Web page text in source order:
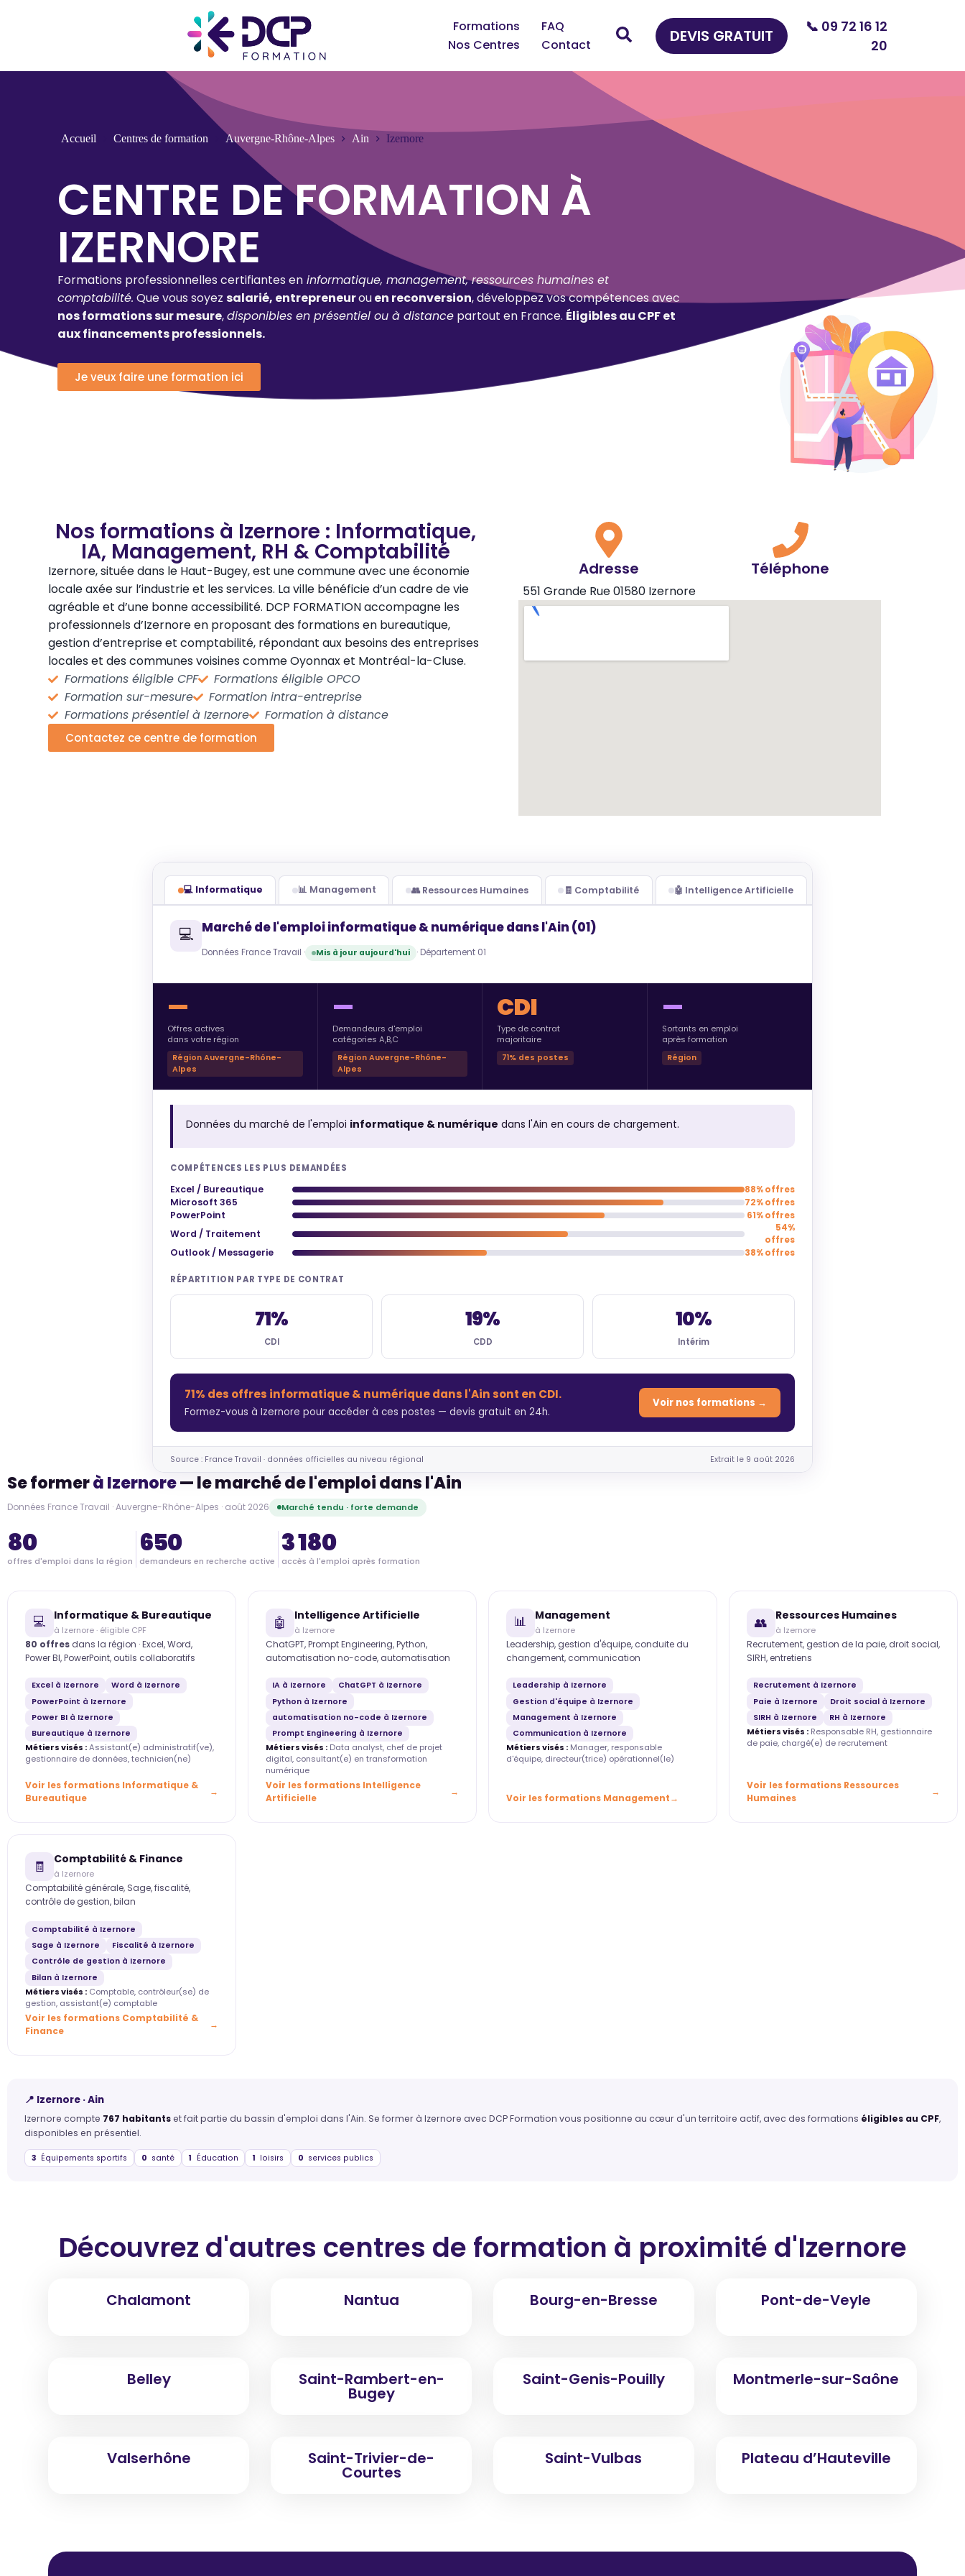
Formations
FAQ
Nos Centres
Contact DEVIS GRATUIT
📞 09 72 16 12
20
Accueil Centres de formation Auvergne-Rhône-Alpes Ain Izernore
CENTRE DE FORMATION À
IZERNORE
Formations professionnelles certifiantes en informatique, management, ressources humaines et
comptabilité. Que vous soyez salarié, entrepreneurouen reconversion, développez vos compétences avec
nos formations sur mesure,disponibles en présentiel ou à distance partout en France. Éligibles au CPF et
aux financements professionnels.
Je veux faire une formation ici
Nos formations à Izernore : Informatique,
IA, Management, RH & Comptabilité
Izernore, située dans le Haut-Bugey, est une commune avec une économie
locale axée sur l’industrie et les services. La ville bénéficie d’un cadre de vie
agréable et d’une bonne accessibilité. DCP FORMATION accompagne les
professionnels d’Izernore en proposant des formations en bureautique,
gestion d’entreprise et comptabilité, répondant aux besoins des entreprises
locales et des communes voisines comme Oyonnax et Montréal-la-Cluse.
Formations éligible CPF
Formations éligible OPCO
Formation sur-mesure
Formation intra-entreprise
Formations présentiel à Izernore
Formation à distance
Contactez ce centre de formation
Adresse
551 Grande Rue 01580 Izernore
Téléphone
💻 Informatique 📊 Management 👥 Ressources Humaines 🧾 Comptabilité 🤖 Intelligence Artificielle
💻 Marché de l'emploi informatique & numérique dans l'Ain (01)
Données France Travail · Mis à jour aujourd'hui · Département 01
—
Offres actives
dans votre région
Région Auvergne-Rhône-
Alpes
—
Demandeurs d'emploi
catégories A,B,C
Région Auvergne-Rhône-
Alpes
CDI
Type de contrat
majoritaire
71% des postes
—
Sortants en emploi
après formation
Région
Données du marché de l'emploi informatique & numérique dans l'Ain en cours de chargement.
COMPÉTENCES LES PLUS DEMANDÉES
Excel / Bureautique 88% offres
Microsoft 365 72% offres
PowerPoint 61% offres
Word / Traitement
54%
offres
Outlook / Messagerie 38% offres
RÉPARTITION PAR TYPE DE CONTRAT
71%
CDI
19%
CDD
10%
Intérim
71% des offres informatique & numérique dans l'Ain sont en CDI.
Formez-vous à Izernore pour accéder à ces postes — devis gratuit en 24h.
Voir nos formations →
Source : France Travail · données officielles au niveau régional Extrait le 9 août 2026
Se formerà Izernore— le marché de l'emploi dans l'Ain
Données France Travail · Auvergne-Rhône-Alpes · août 2026 Marché tendu · forte demande
80
offres d'emploi dans la région
650
demandeurs en recherche active
3 180
accès à l'emploi après formation
💻 Informatique & Bureautique
à Izernore · éligible CPF
80 offres dans la région · Excel, Word,
Power BI, PowerPoint, outils collaboratifs
Excel à Izernore
Word à Izernore
PowerPoint à Izernore
Power BI à Izernore
Bureautique à Izernore
Métiers visés :Assistant(e) administratif(ve),
gestionnaire de données, technicien(ne)
Voir les formations Informatique &
Bureautique
🤖 Intelligence Artificielle
à Izernore
ChatGPT, Prompt Engineering, Python,
automatisation no-code, automatisation
IA à Izernore
ChatGPT à Izernore
Python à Izernore
automatisation no-code à Izernore
Prompt Engineering à Izernore
Métiers visés : Data analyst, chef de projet
digital, consultant(e) en transformation
numérique
Voir les formations Intelligence
Artificielle
📊 Management
à Izernore
Leadership, gestion d'équipe, conduite du
changement, communication
Leadership à Izernore
Gestion d'équipe à Izernore
Management à Izernore
Communication à Izernore
Métiers visés : Manager, responsable
d'équipe, directeur(trice) opérationnel(le)
Voir les formations Management
👥 Ressources Humaines
à Izernore
Recrutement, gestion de la paie, droit social,
SIRH, entretiens
Recrutement à Izernore
Paie à Izernore
Droit social à Izernore
SIRH à Izernore
RH à Izernore
Métiers visés : Responsable RH, gestionnaire
de paie, chargé(e) de recrutement
Voir les formations Ressources
Humaines
🧾 Comptabilité & Finance
à Izernore
Comptabilité générale, Sage, fiscalité,
contrôle de gestion, bilan
Comptabilité à Izernore
Sage à Izernore
Fiscalité à Izernore
Contrôle de gestion à Izernore
Bilan à Izernore
Métiers visés : Comptable, contrôleur(se) de
gestion, assistant(e) comptable
Voir les formations Comptabilité &
Finance
📍 Izernore · Ain
Izernore compte 767 habitantset fait partie du bassin d'emploi dans l'Ain. Se former à Izernore avec DCP Formation vous positionne au cœur d'un territoire actif, avec des formations éligibles au CPF,
disponibles en présentiel.
3 Équipements sportifs 0 santé 1 Éducation 1 loisirs 0 services publics
Découvrez d'autres centres de formation à proximité d'Izernore
Chalamont Nantua Bourg-en-Bresse Pont-de-Veyle
Belley Saint-Rambert-en-
Bugey
Saint-Genis-Pouilly Montmerle-sur-Saône
Valserhône Saint-Trivier-de-
Courtes
Saint-Vulbas Plateau d’Hauteville